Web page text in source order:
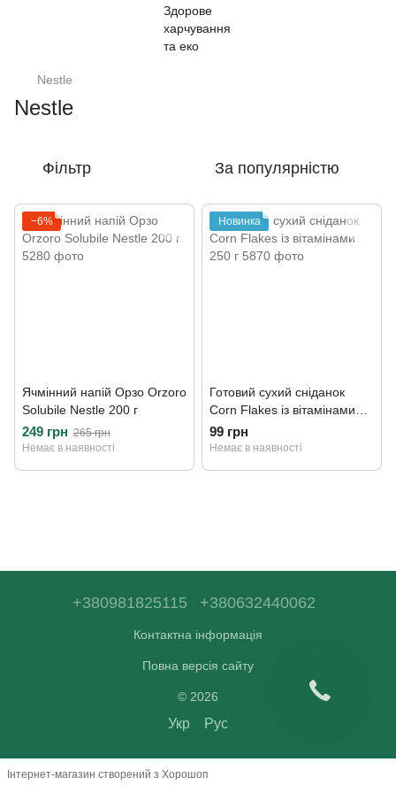
Nestle
Nestle
Фільтр За популярністю
−6%
Ячмінний напій Орзо Orzoro
Solubile Nestle 200 г
249 грн 265 грн
Немає в наявності
Новинка
Готовий сухий сніданок
Corn Flakes із вітамінами
250 г
99 грн
Немає в наявності
+380981825115 +380632440062
Контактна інформація
Повна версія сайту
© 2026
Укр Рус
Інтернет-магазин створений з Хорошоп